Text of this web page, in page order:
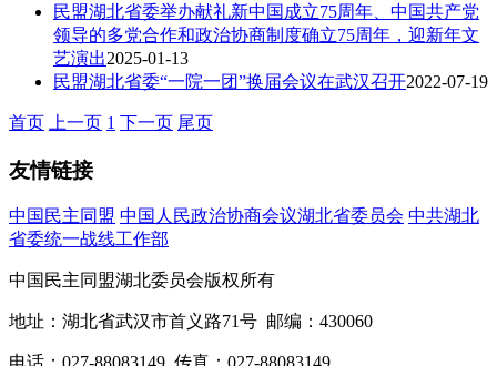
民盟湖北省委举办献礼新中国成立75周年、中国共产党
领导的多党合作和政治协商制度确立75周年，迎新年文
艺演出2025-01-13
民盟湖北省委“一院一团”换届会议在武汉召开2022-07-19
首页 上一页 1 下一页 尾页
友情链接
中国民主同盟 中国人民政治协商会议湖北省委员会 中共湖北
省委统一战线工作部
中国民主同盟湖北委员会版权所有
地址：湖北省武汉市首义路71号 邮编：430060